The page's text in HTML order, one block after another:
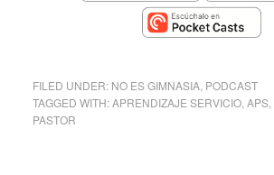
FILED UNDER: NO ES GIMNASIA, PODCAST
TAGGED WITH:APRENDIZAJE SERVICIO, APS,
PASTOR